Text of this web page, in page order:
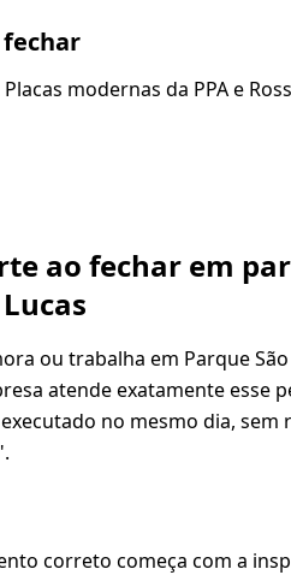
modernas da PPA e
ao fechar em
ou trabalha em Parque São
atende exatamente esse
no mesmo dia, sem
correto começa com a